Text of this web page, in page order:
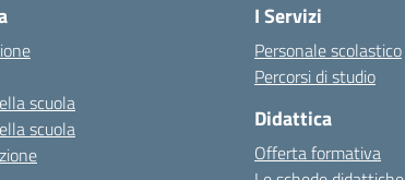
scuola
scuola
I Servizi
Personale scolastico
Percorsi di studio
Didattica
Offerta formativa